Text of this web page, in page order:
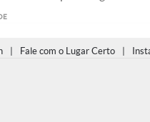
Fale com o Lugar Certo